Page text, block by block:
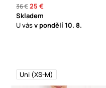
36 €25 €
Skladem
U vásv pondělí10. 8.
Uni (XS-M)